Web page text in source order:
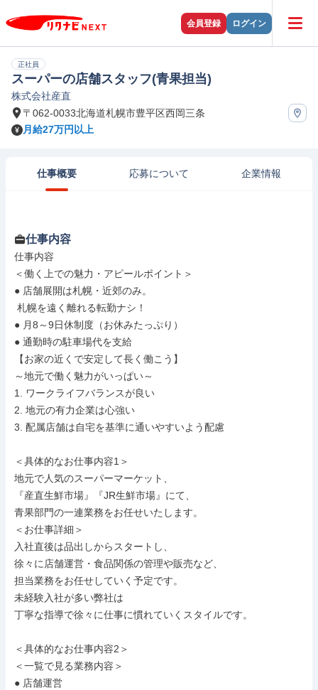
会員登録 ログイン
正社員
スーパーの店舗スタッフ(青果担当)
株式会社産直
〒062-0033北海道札幌市豊平区西岡三条
月給27万円以上
仕事概要 応募について 企業情報
仕事内容
仕事内容
＜働く上での魅力・アピールポイント＞
● 店舗展開は札幌・近郊のみ。
● 月8～9日休制度（お休みたっぷり）
● 通勤時の駐車場代を支給
【お家の近くで安定して長く働こう】
～地元で働く魅力がいっぱい～
1. ワークライフバランスが良い
2. 地元の有力企業は心強い
3. 配属店舗は自宅を基準に通いやすいよう配慮
＜具体的なお仕事内容1＞
地元で人気のスーパーマーケット、
『産直生鮮市場』『JR生鮮市場』にて、
青果部門の一連業務をお任せいたします。
＜お仕事詳細＞
入社直後は品出しからスタートし、
徐々に店舗運営・食品関係の管理や販売など、
担当業務をお任せしていく予定です。
未経験入社が多い弊社は
丁寧な指導で徐々に仕事に慣れていくスタイルです。
＜具体的なお仕事内容2＞
＜一覧で見る業務内容＞
● 店舗運営